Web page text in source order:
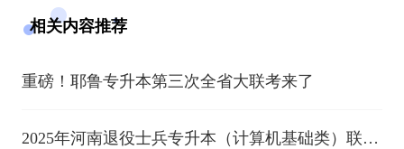
相关内容推荐
重磅！耶鲁专升本第三次全省大联考来了
2025年河南退役士兵专升本（计算机基础类）联合